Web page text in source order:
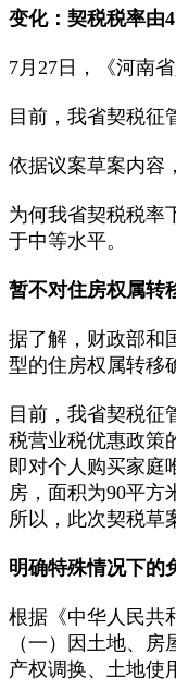
变化：契税税率由
7月27日，《河南
目前，我省契税征
依据议案草案内容
为何我省契税税率
于中等水平。
暂不对住房权属转
据了解，财政部和
型的住房权属转移
目前，我省契税征
税营业税优惠政策
即对个人购买家庭
房，面积为90平方
所以，此次契税草
明确特殊情况下的
根据《中华人民共
（一）因土地、
产权调换、土地使